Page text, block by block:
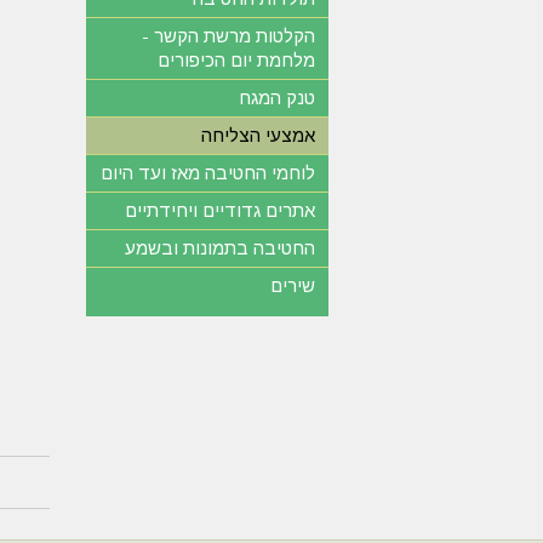
הקלטות מרשת הקשר -
מלחמת יום הכיפורים
טנק המגח
אמצעי הצליחה
לוחמי החטיבה מאז ועד היום
אתרים גדודיים ויחידתיים
החטיבה בתמונות ובשמע
שירים